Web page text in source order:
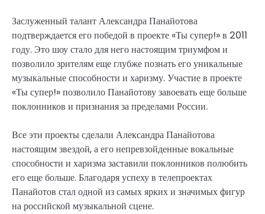
Заслуженный талант Александра Панайотова
подтверждается его победой в проекте «Ты супер!» в 2011
году. Это шоу стало для него настоящим триумфом и
позволило зрителям еще глубже познать его уникальные
музыкальные способности и харизму. Участие в проекте
«Ты супер!» позволило Панайотову завоевать еще больше
поклонников и признания за пределами России.
Все эти проекты сделали Александра Панайотова
настоящим звездой, а его непревзойденные вокальные
способности и харизма заставили поклонников полюбить
его еще больше. Благодаря успеху в телепроектах
Панайотов стал одной из самых ярких и значимых фигур
на российской музыкальной сцене.